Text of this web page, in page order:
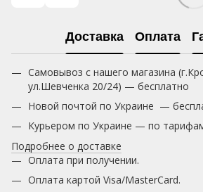
Доставка Оплата
Самовывоз с нашего магазина
ул.Шевченка 20/24) — бесплатно
Новой почтой по Украине —
Курьером по Украине — по
Подробнее о доставке
Оплата при получении.
Оплата картой Visa/MasterCard.